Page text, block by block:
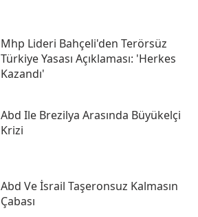
Mhp Lideri Bahçeli'den Terörsüz
Türkiye Yasası Açıklaması: 'herkes
Kazandı'
Abd Ile Brezilya Arasında Büyükelçi
Krizi
Abd Ve İsrail Taşeronsuz Kalmasın
Çabası